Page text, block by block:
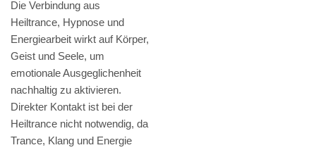
Die Verbindung aus
Heiltrance, Hypnose und
Energiearbeit wirkt auf Körper,
Geist und Seele, um
emotionale Ausgeglichenheit
nachhaltig zu aktivieren.
Direkter Kontakt ist bei der
Heiltrance nicht notwendig, da
Trance, Klang und Energie